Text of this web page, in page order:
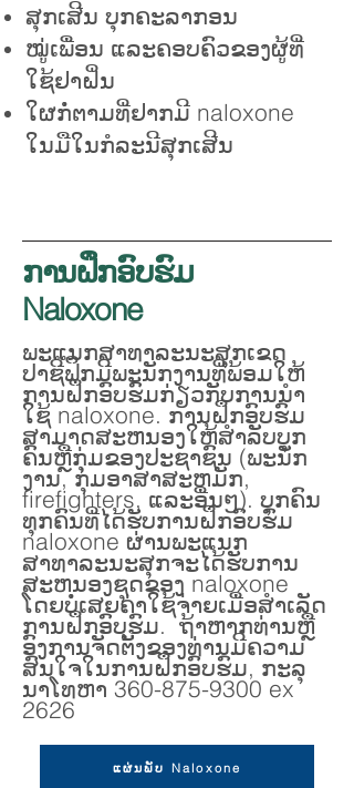
ສຸກເສີນ ບຸກຄະລາກອນ
ໝູ່ເພື່ອນ ແລະຄອບຄົວຂອງຜູ້ທີ່
ໃຊ້ຢາຝິ່ນ
ໃຜກໍ່ຕາມທີ່ຢາກມີ naloxone
ໃນມືໃນກໍລະນີສຸກເສີນ
ການຝຶກອົບຮົມ
Naloxone
ພະແນກສາທາລະນະສຸກເຂດ
ປາຊີຟິກມີພະນັກງານທີ່ພ້ອມໃຫ້
ການຝຶກອົບຮົມກ່ຽວກັບການນໍາ
ໃຊ້ naloxone. ການ​ຝຶກ​ອົບ​ຮົມ​
ສາ​ມາດ​ສະ​ຫນອງ​ໃຫ້​ສໍາ​ລັບ​ບຸກ​
ຄົນ​ຫຼື​ກຸ່ມ​ຂອງ​ປະ​ຊາ​ຊົນ (ພະ​ນັກ​
ງານ​, ກຸ່ມ​ອາ​ສາ​ສະ​ຫມັກ​,
firefighters​, ແລະ​ອື່ນໆ​)​. ບຸກຄົນ
ທຸກຄົນທີ່ໄດ້ຮັບການຝຶກອົບຮົມ
naloxone ຜ່ານພະແນກ
ສາທາລະນະສຸກຈະໄດ້ຮັບການ
ສະຫນອງຊຸດຂອງ naloxone
ໂດຍບໍ່ເສຍຄ່າໃຊ້ຈ່າຍເມື່ອສໍາເລັດ
ການຝຶກອົບຮົມ. ຖ້າ​ຫາກ​ທ່ານ​ຫຼື​
ອົງ​ການ​ຈັດ​ຕັ້ງ​ຂອງ​ທ່ານ​ມີ​ຄວາມ​
ສົນ​ໃຈ​ໃນ​ການ​ຝຶກ​ອົບ​ຮົມ​, ກະ​ລຸ​
ນາ​ໂທ​ຫາ 360-875-9300 ex
2626
ແຜ່ນພັບ Naloxone